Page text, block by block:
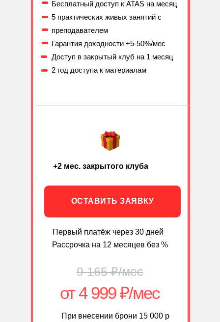
Бесплатный доступ к ATAS на месяц
5 практических живых занятий с
преподавателем
Гарантия доходности +5-50%/мес
Доступ в закрытый клуб на 1 месяц
2 год доступа к материалам
ОСТАВИТЬ ЗАЯВКУ
+2 мес. закрытого клуба
Рассрочка на 12 месяцев без %
от 4 999 ₽/мес
Первый платёж через 30 дней
9 165 ₽/мес
При внесении брони 15 000 р